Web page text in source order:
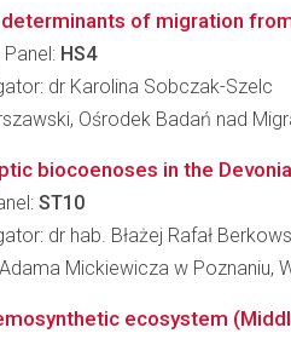
determinants of migration
Panel: HS4
dr Karolina Sobczak-Szelc
Ośrodek Badań nad
biocoenoses in the
ST10
dr hab. Błażej Rafał
Mickiewicza w Poznaniu,
ecosystem